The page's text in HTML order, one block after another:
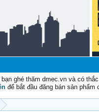
bạn ghé thăm dmec.vn và có
để bắt đầu đăng bán sản phẩm